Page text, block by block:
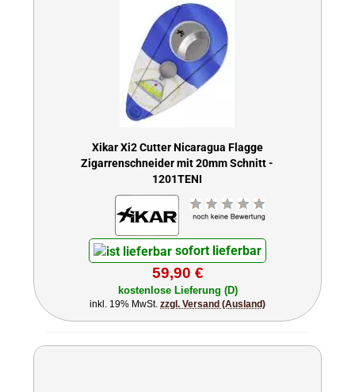
Xikar Xi2 Cutter Nicaragua Flagge
Zigarrenschneider mit 20mm Schnitt -
1201TENI
sofort lieferbar
59,90 €
kostenlose Lieferung (D)
inkl. 19% MwSt. zzgl. Versand (Ausland)